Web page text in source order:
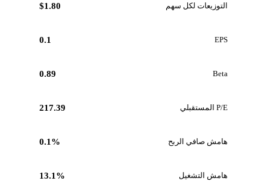
التوزيعات لكل سهم $1.80
EPS
0.1
Beta
0.89
P/E المستقبلي 217.39
هامش صافي الربح 0.1%
هامش التشغيل 13.1%